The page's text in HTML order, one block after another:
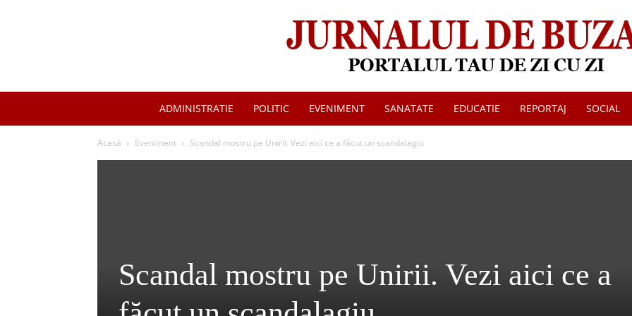
Jurnalul
ADMINISTRATIE POLITIC EVENIMENT SANATATE EDUCATIE REPORTAJ SOCIAL
Acasă Eveniment Scandal mostru pe Unirii. Vezi aici ce a făcut un scandalagiu
Scandal mostru pe Unirii. Vezi aici ce a